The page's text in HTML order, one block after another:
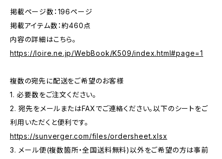
掲載ページ数：196ページ
掲載アイテム数：約460点
内容の詳細はこちら。
https://loire.ne.jp/WebBook/K509/index.html#page=1
複数の宛先に配送をご希望のお客様
1. 必要数をご注文ください。
2. 宛先をメールまたはFAXでご連絡ください。以下のシートをご
利用いただくと便利です。
https://sunverger.com/files/ordersheet.xlsx
3. メール便(複数箇所・全国送料無料)以外をご希望の方は事前